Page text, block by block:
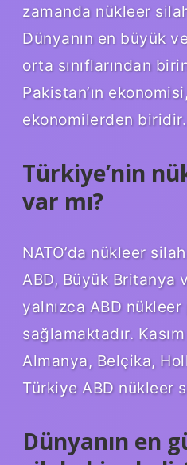
zamanda nükleer
Dünyanın en büyük
orta sınıflarından
Pakistan’ın
ekonomilerden biridir.
Türkiye’nin
var mı?
NATO’da nükleer
ABD, Büyük Britanya
yalnızca ABD
sağlamaktadır.
Almanya, Belçika,
Türkiye ABD nükleer
Dünyanın en